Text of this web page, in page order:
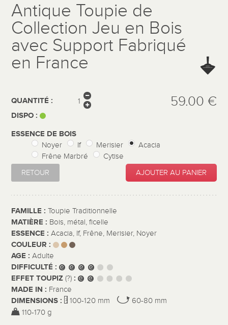
Antique Toupie de
Collection Jeu en Bois
avec Support Fabriqué
en France
QUANTITÉ :
DISPO :
59.00 €
ESSENCE DE BOIS
Noyer If Merisier
Acacia
Frêne Marbré
Cytise
RETOUR
AJOUTER AU PANIER
FAMILLE :Toupie Traditionnelle
MATIÈRE : Bois, métal, ficelle
ESSENCE :Acacia, If, Frêne, Merisier, Noyer
COULEUR :
AGE :Adulte
DIFFICULTÉ :
EFFET TOUPIZ(?) :
MADE IN : France
DIMENSIONS : 100-120 mm
60-80 mm
110-170 g